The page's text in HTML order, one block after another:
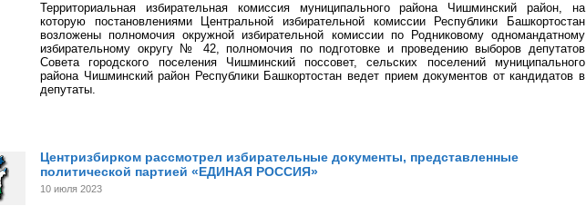
Территориальная избирательная комиссия муниципального района Чишминский район, на
которую постановлениями Центральной избирательной комиссии Республики Башкортостан
возложены полномочия окружной избирательной комиссии по Родниковому одномандатному
избирательному округу № 42, полномочия по подготовке и проведению выборов депутатов
Совета городского поселения Чишминский поссовет, сельских поселений муниципального
района Чишминский район Республики Башкортостан ведет прием документов от кандидатов в
депутаты.
Центризбирком рассмотрел избирательные документы, представленные
политической партией «ЕДИНАЯ РОССИЯ»
10 июля 2023